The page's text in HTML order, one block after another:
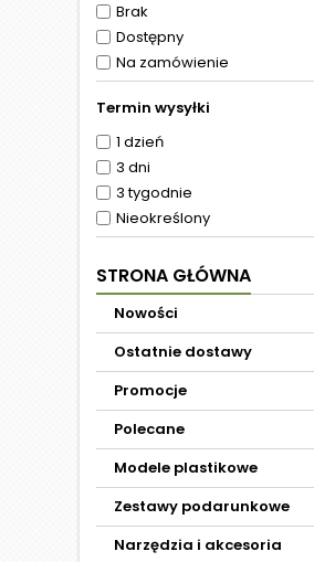
Brak
Dostępny
Na zamówienie
Termin wysyłki
1 dzień
3 dni
3 tygodnie
Nieokreślony
STRONA GŁÓWNA
Nowości
Ostatnie dostawy
Promocje
Polecane
Modele plastikowe
Zestawy podarunkowe
Narzędzia i akcesoria